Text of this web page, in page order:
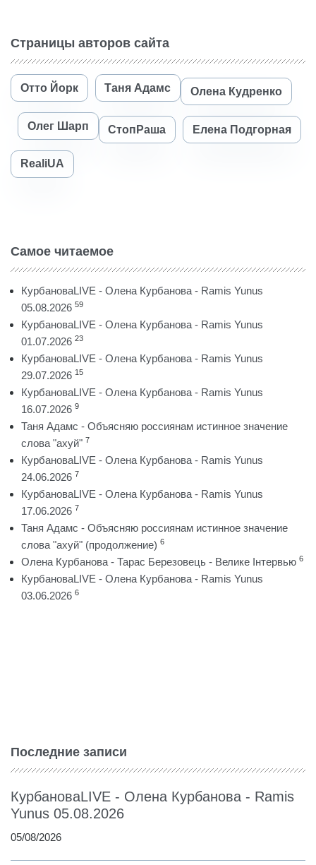
Страницы авторов сайта
Отто Йорк Таня Адамс Олена Кудренко
Олег Шарп СтопРаша Елена Подгорная
RealiUA
Самое читаемое
КурбановаLIVE - Олена Курбанова - Ramis Yunus
05.08.2026 59
КурбановаLIVE - Олена Курбанова - Ramis Yunus
01.07.2026 23
КурбановаLIVE - Олена Курбанова - Ramis Yunus
29.07.2026 15
КурбановаLIVE - Олена Курбанова - Ramis Yunus
16.07.2026 9
Таня Адамс - Объясняю россиянам истинное значение
слова "ахуй" 7
КурбановаLIVE - Олена Курбанова - Ramis Yunus
24.06.2026 7
КурбановаLIVE - Олена Курбанова - Ramis Yunus
17.06.2026 7
Таня Адамс - Объясняю россиянам истинное значение
слова "ахуй" (продолжение) 6
Олена Курбанова - Тарас Березовець - Велике Інтервью 6
КурбановаLIVE - Олена Курбанова - Ramis Yunus
03.06.2026 6
Последние записи
КурбановаLIVE - Олена Курбанова - Ramis
Yunus 05.08.2026
05/08/2026